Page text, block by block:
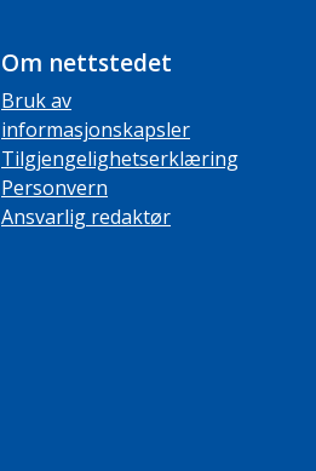
Om nettstedet
Bruk av
informasjonskapsler
Tilgjengelighetserklæring
Personvern
Ansvarlig redaktør